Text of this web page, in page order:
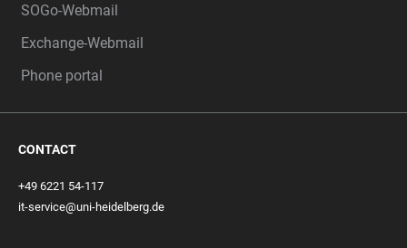
SOGo-Webmail
Exchange-Webmail
Phone portal
CONTACT
+49 6221 54-117
it-service@uni-heidelberg.de